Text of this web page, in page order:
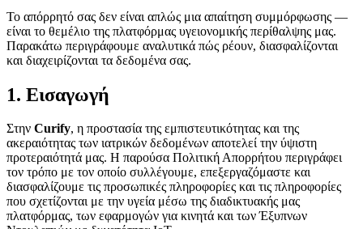
Το απόρρητό σας δεν είναι απλώς μια απαίτηση συμμόρφωσης —
είναι το θεμέλιο της πλατφόρμας υγειονομικής περίθαλψης μας.
Παρακάτω περιγράφουμε αναλυτικά πώς ρέουν, διασφαλίζονται
και διαχειρίζονται τα δεδομένα σας.
1. Εισαγωγή
Στην Curify, η προστασία της εμπιστευτικότητας και της
ακεραιότητας των ιατρικών δεδομένων αποτελεί την ύψιστη
προτεραιότητά μας. Η παρούσα Πολιτική Απορρήτου περιγράφει
τον τρόπο με τον οποίο συλλέγουμε, επεξεργαζόμαστε και
διασφαλίζουμε τις προσωπικές πληροφορίες και τις πληροφορίες
που σχετίζονται με την υγεία μέσω της διαδικτυακής μας
πλατφόρμας, των εφαρμογών για κινητά και των Έξυπνων